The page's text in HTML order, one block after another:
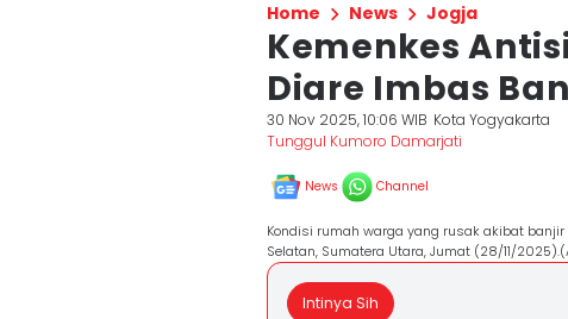
Home News Jogja
Kemenkes
Diare Imbas
30 Nov 2025, 10:06 WIB Kota Yogyakarta
Tunggul Kumoro Damarjati
News Channel
Kondisi rumah warga yang rusak akibat banjir
Selatan, Sumatera Utara, Jumat (28/11/
Intinya Sih